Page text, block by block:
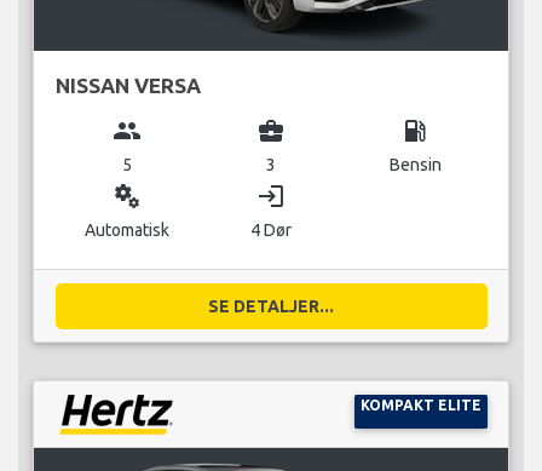
NISSAN VERSA
group
5
business_center
3
local_gas_station
Bensin
miscellaneous_services
Automatisk
login
4 Dør
SE DETALJER...
KOMPAKT ELITE